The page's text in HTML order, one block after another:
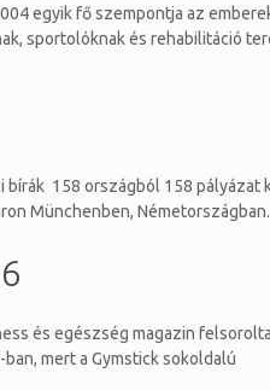
egyik fő szempontja az
sportolóknak és rehabilitáció
bírák 158 országból 158 pályázat
Münchenben, Németországban.
és egészség magazin
mert a Gymstick sokoldalú